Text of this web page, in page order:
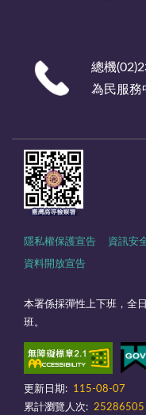
總機
為民服務
隱私權保護宣告 資訊安
資料開放宣告
本署係採彈性上下班，全
班。
更新日期:
115-08-07
累計瀏覽人次: 25286505